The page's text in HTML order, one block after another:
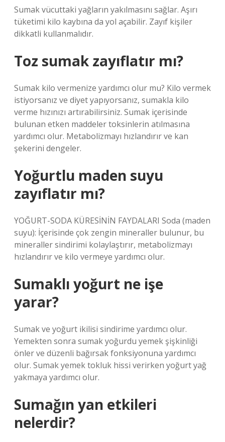
Sumak vücuttaki yağların yakılmasını sağlar. Aşırı
tüketimi kilo kaybına da yol açabilir. Zayıf kişiler
dikkatli kullanmalıdır.
Toz sumak zayıflatır mı?
Sumak kilo vermenize yardımcı olur mu? Kilo vermek
istiyorsanız ve diyet yapıyorsanız, sumakla kilo
verme hızınızı artırabilirsiniz. Sumak içerisinde
bulunan etken maddeler toksinlerin atılmasına
yardımcı olur. Metabolizmayı hızlandırır ve kan
şekerini dengeler.
Yoğurtlu maden suyu
zayıflatır mı?
YOĞURT-SODA KÜRESİNİN FAYDALARI Soda (maden
suyu): İçerisinde çok zengin mineraller bulunur, bu
mineraller sindirimi kolaylaştırır, metabolizmayı
hızlandırır ve kilo vermeye yardımcı olur.
Sumaklı yoğurt ne işe
yarar?
Sumak ve yoğurt ikilisi sindirime yardımcı olur.
Yemekten sonra sumak yoğurdu yemek şişkinliği
önler ve düzenli bağırsak fonksiyonuna yardımcı
olur. Sumak yemek tokluk hissi verirken yoğurt yağ
yakmaya yardımcı olur.
Sumağın yan etkileri
nelerdir?